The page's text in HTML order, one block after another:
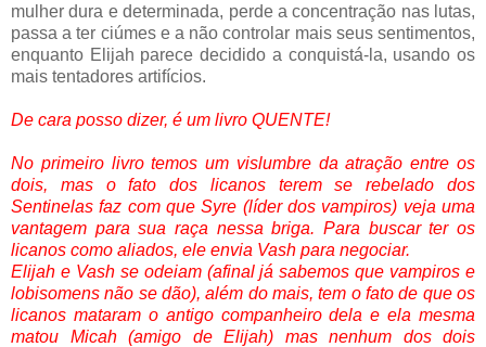
mulher dura e determinada, perde a concentração nas lutas,
passa a ter ciúmes e a não controlar mais seus sentimentos,
enquanto Elijah parece decidido a conquistá-la, usando os
mais tentadores artifícios.
De cara posso dizer, é um livro QUENTE!
No primeiro livro temos um vislumbre da atração entre os
dois, mas o fato dos licanos terem se rebelado dos
Sentinelas faz com que Syre (líder dos vampiros) veja uma
vantagem para sua raça nessa briga. Para buscar ter os
licanos como aliados, ele envia Vash para negociar.
Elijah e Vash se odeiam (afinal já sabemos que vampiros e
lobisomens não se dão), além do mais, tem o fato de que os
licanos mataram o antigo companheiro dela e ela mesma
matou Micah (amigo de Elijah) mas nenhum dos dois